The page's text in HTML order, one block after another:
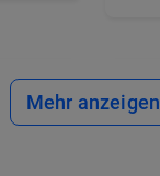
Mehr anzeigen